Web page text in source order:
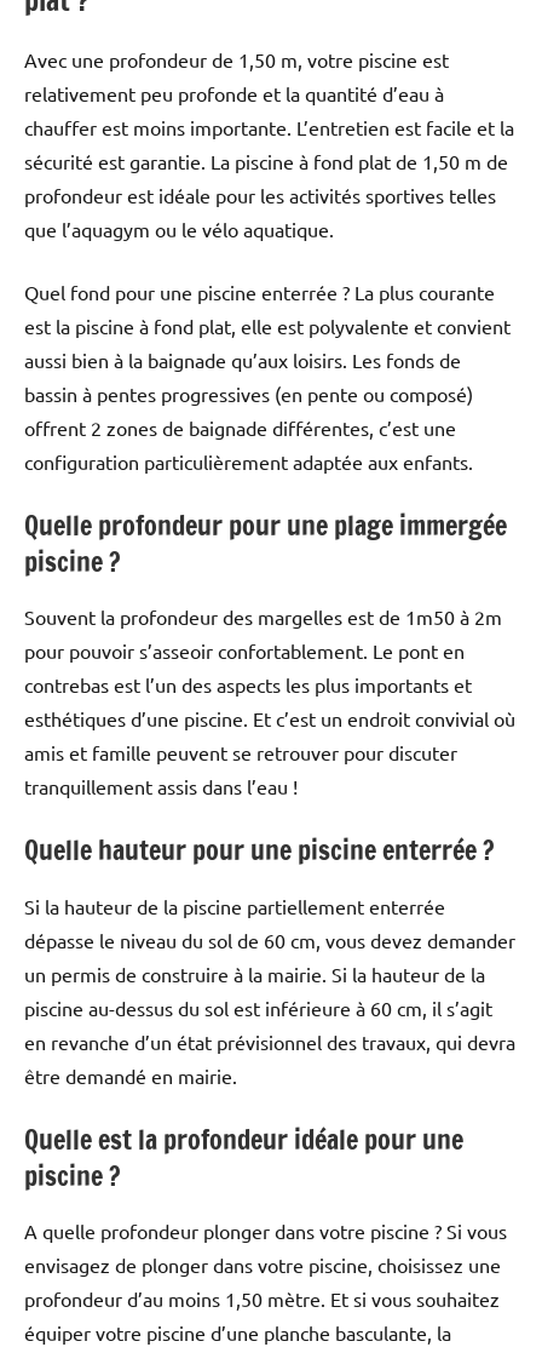
Avec une profondeur de 1,50 m, votre piscine est
relativement peu profonde et la quantité d’eau à
chauffer est moins importante. L’entretien est facile et la
sécurité est garantie. La piscine à fond plat de 1,50 m de
profondeur est idéale pour les activités sportives telles
que l’aquagym ou le vélo aquatique.
Quel fond pour une piscine enterrée ? La plus courante
est la piscine à fond plat, elle est polyvalente et convient
aussi bien à la baignade qu’aux loisirs. Les fonds de
bassin à pentes progressives (en pente ou composé)
offrent 2 zones de baignade différentes, c’est une
configuration particulièrement adaptée aux enfants.
Quelle profondeur pour une plage immergée
piscine ?
Souvent la profondeur des margelles est de 1m50 à 2m
pour pouvoir s’asseoir confortablement. Le pont en
contrebas est l’un des aspects les plus importants et
esthétiques d’une piscine. Et c’est un endroit convivial où
amis et famille peuvent se retrouver pour discuter
tranquillement assis dans l’eau !
Quelle hauteur pour une piscine enterrée ?
Si la hauteur de la piscine partiellement enterrée
dépasse le niveau du sol de 60 cm, vous devez demander
un permis de construire à la mairie. Si la hauteur de la
piscine au-dessus du sol est inférieure à 60 cm, il s’agit
en revanche d’un état prévisionnel des travaux, qui devra
être demandé en mairie.
Quelle est la profondeur idéale pour une
piscine ?
A quelle profondeur plonger dans votre piscine ? Si vous
envisagez de plonger dans votre piscine, choisissez une
profondeur d’au moins 1,50 mètre. Et si vous souhaitez
équiper votre piscine d’une planche basculante, la